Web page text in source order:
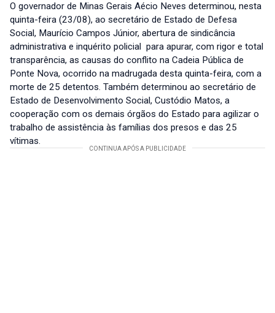
O governador de Minas Gerais Aécio Neves determinou, nesta
quinta-feira (23/08), ao secretário de Estado de Defesa
Social, Maurício Campos Júnior, abertura de sindicância
administrativa e inquérito policial para apurar, com rigor e total
transparência, as causas do conflito na Cadeia Pública de
Ponte Nova, ocorrido na madrugada desta quinta-feira, com a
morte de 25 detentos. Também determinou ao secretário de
Estado de Desenvolvimento Social, Custódio Matos, a
cooperação com os demais órgãos do Estado para agilizar o
trabalho de assistência às famílias dos presos e das 25
vítimas.